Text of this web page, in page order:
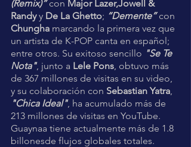
(Remix)” con Major Lazer,Jowell &
Randy y De La Ghetto; “Demente” con
Chungha marcando la primera vez que
un artista de K-POP canta en español;
entre otros. Su exitoso sencillo "Se Te
Nota", junto a Lele Pons , obtuvo más
de 367 millones de visitas en su video,
y su colaboración con Sebastian Yatra
"Chica Ideal", ha acumulado más de
213 millones de visitas en YouTube.
Guaynaa tiene actualmente más de 1.8
billonesde flujos globales totales.